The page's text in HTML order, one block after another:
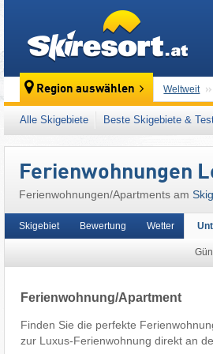
Region auswählen Weltweit
Dieses
Alle Skigebiete Beste Skigebiete &
Ferienwohnungen
Ferienwohnungen/Apartments am
Skigebiet Bewertung Wetter
Ferienwohnung/Apartment
Finden Sie die perfekte
zur Luxus-Ferienwohnung direkt an